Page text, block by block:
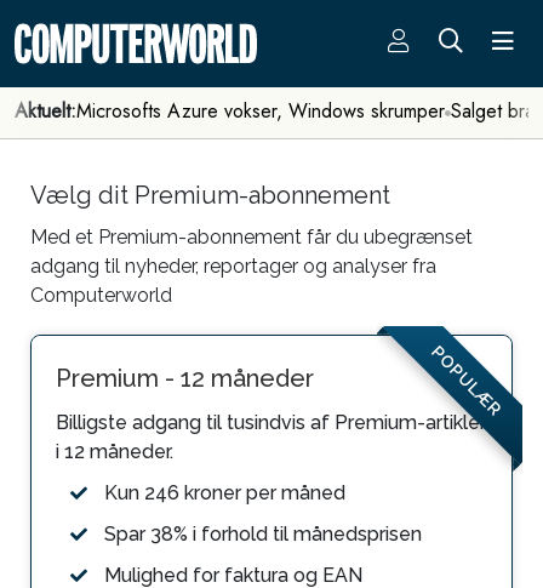
Aktuelt:Microsofts Azure vokser, Windows skrumper Salget
Vælg dit Premium-abonnement
Med et Premium-abonnement får du ubegrænset
adgang til nyheder, reportager og analyser fra
Computerworld
POPULÆR
Premium - 12 måneder
Billigste adgang til tusindvis af Premium-artikler
i 12 måneder.
Kun 246 kroner per måned
Spar 38% i forhold til månedsprisen
Mulighed for faktura og EAN